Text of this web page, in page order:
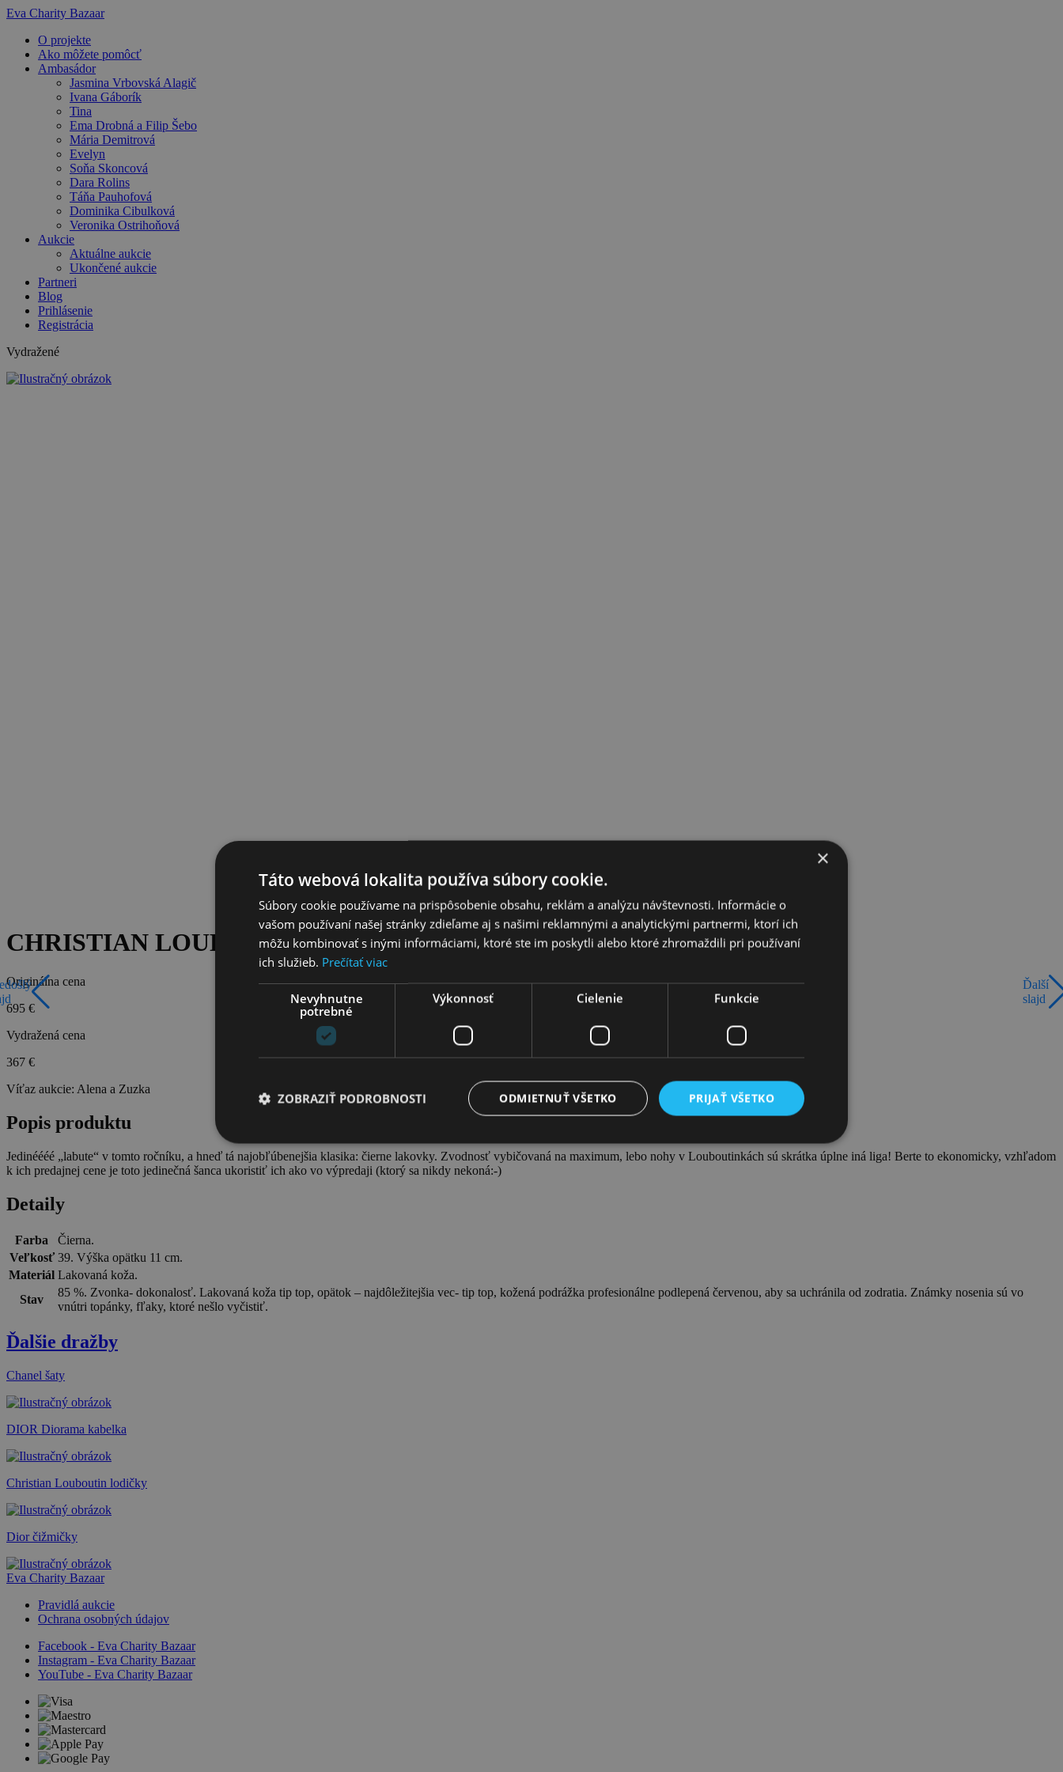
Preskočiť
obsah
Eva Charity Bazaar
O projekte
Ako môžete pomôcť
Ambasádor
Jasmina Vrbovská Alagič
Ivana Gáborík
Tina
Ema Drobná a Filip Šebo
Mária Demitrová
Evelyn
Soňa Skoncová
Dara Rolins
Táňa Pauhofová
Dominika Cibulková
Veronika Ostrihoňová
Aukcie
Aktuálne aukcie
Ukončené aukcie
Partneri
Blog
Prihlásenie
Registrácia
Vydražené
Ďalší
slajd
CHRISTIAN LOUBOUTIN lodičky
Originálna cena
695 €
Vydražená cena
367 €
Víťaz aukcie: Alena a Zuzka
Popis produktu
Jedinéééé „labute“ v tomto ročníku, a hneď tá najobľúbenejšia klasika: čierne lakovky. Zvodnosť vybičovaná na maximum, lebo nohy v Louboutinkách sú skrátka úplne iná liga! Berte to ekonomicky, vzhľadom
k ich predajnej cene je toto jedinečná šanca ukoristiť ich ako vo výpredaji (ktorý sa nikdy nekoná:-)
Detaily
Farba
Čierna.
Veľkosť 39. Výška opätku 11 cm.
Materiál Lakovaná koža.
Stav
85 %. Zvonka- dokonalosť. Lakovaná koža tip top, opätok – najdôležitejšia vec- tip top, kožená podrážka profesionálne podlepená červenou, aby sa uchránila od zodratia. Známky nosenia sú vo
vnútri topánky, fľaky, ktoré nešlo vyčistiť.
Ďalšie dražby
Chanel šaty
DIOR Diorama kabelka
Christian Louboutin lodičky
Dior čižmičky
Eva Charity Bazaar
Pravidlá aukcie
Ochrana osobných údajov
Facebook - Eva Charity Bazaar
Instagram - Eva Charity Bazaar
YouTube - Eva Charity Bazaar
×
Táto webová lokalita používa súbory cookie.
Súbory cookie používame na prispôsobenie obsahu, reklám a analýzu návštevnosti. Informácie o
vašom používaní našej stránky zdieľame aj s našimi reklamnými a analytickými partnermi, ktorí ich
môžu kombinovať s inými informáciami, ktoré ste im poskytli alebo ktoré zhromaždili pri používaní
ich služieb. Prečítať viac
Nevyhnutne
potrebné
Výkonnosť Cielenie Funkcie
PRIJAŤ VŠETKO
ODMIETNUŤ VŠETKO
ZOBRAZIŤ PODROBNOSTI